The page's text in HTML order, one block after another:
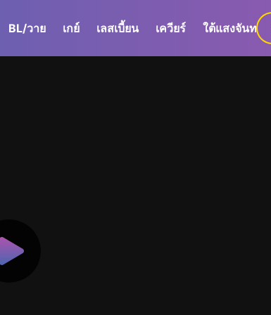
BL/วาย เกย์ เลสเบี้ยน เควียร์ ใต้แสงจันทร์